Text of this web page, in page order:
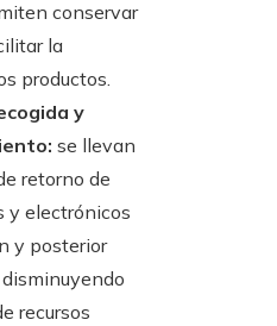
conservar
la
productos.
y
se llevan
retorno de
y electrónicos
y posterior
recursos